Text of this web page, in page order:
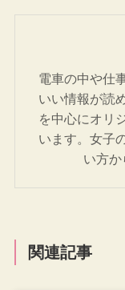
電車の中や仕
いい情報が読
を中心にオリ
います。女子
い方か
関連記事